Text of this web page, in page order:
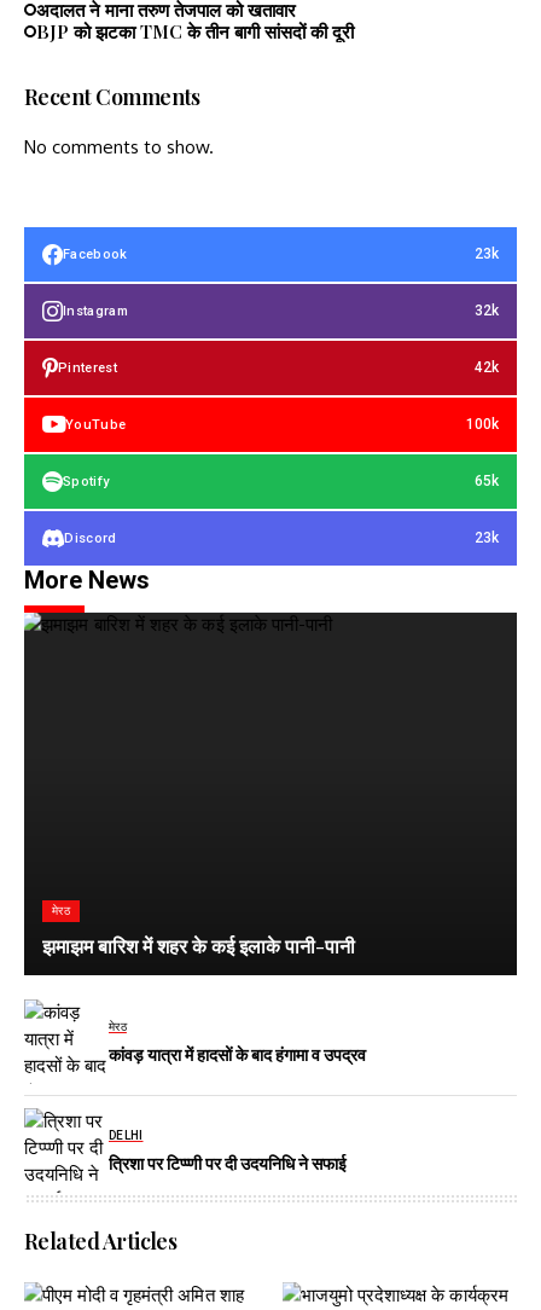
अदालत ने माना तरुण तेजपाल को खतावार
BJP को झटका TMC के तीन बागी सांसदों की दूरी
Recent Comments
No comments to show.
Facebook 23k
Instagram 32k
Pinterest 42k
YouTube 100k
Spotify 65k
Discord 23k
More News
मेरठ
झमाझम बारिश में शहर के कई इलाके पानी-पानी
मेरठ
कांवड़ यात्रा में हादसों के बाद हंगामा व उपद्रव
DELHI
त्रिशा पर टिप्प्णी पर दी उदयनिधि ने सफाई
Related Articles